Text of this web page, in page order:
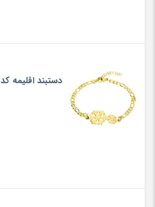
دستبند اقلیمه کد DS194